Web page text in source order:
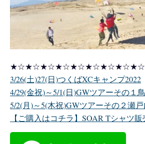
3/26(土)27(日)つくばXCキャンプ2022
4/29(金祝)～5/1(日)GWツアーその１
5/2(月)～5(木祝)GWツアーその２瀬
【ご購入はコチラ】SOAR Tシャツ販